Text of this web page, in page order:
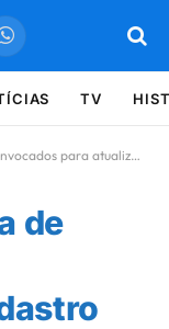
WhatsApp
TV
Único nesta segunda (15) em Itapiúna
de